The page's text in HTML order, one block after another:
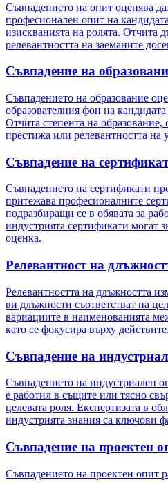
Съвпадението на опит оценява
професионален опит на
изискванията на ролята. Отчита
релевантността на заеманите
Съвпадение на
Съвпадението на образование
образователния фон на
Отчита степента на образование,
престижа или релевантността на
Съвпадение на
Съвпадението на сертификати
притежава професионалните
подразбиращи се в обявата за
индустрията сертификати могат
оценка.
Релевантност на
Релевантността на длъжността
ви длъжности съответстват на
вариациите в наименованията
като се фокусира върху
Съвпадение на
Съвпадението на индустриален
е работил в същите или тясно
целевата роля. Експертизата в
индустрията знания са ключови
Съвпадение на проектен
Съвпадението на проектен опит